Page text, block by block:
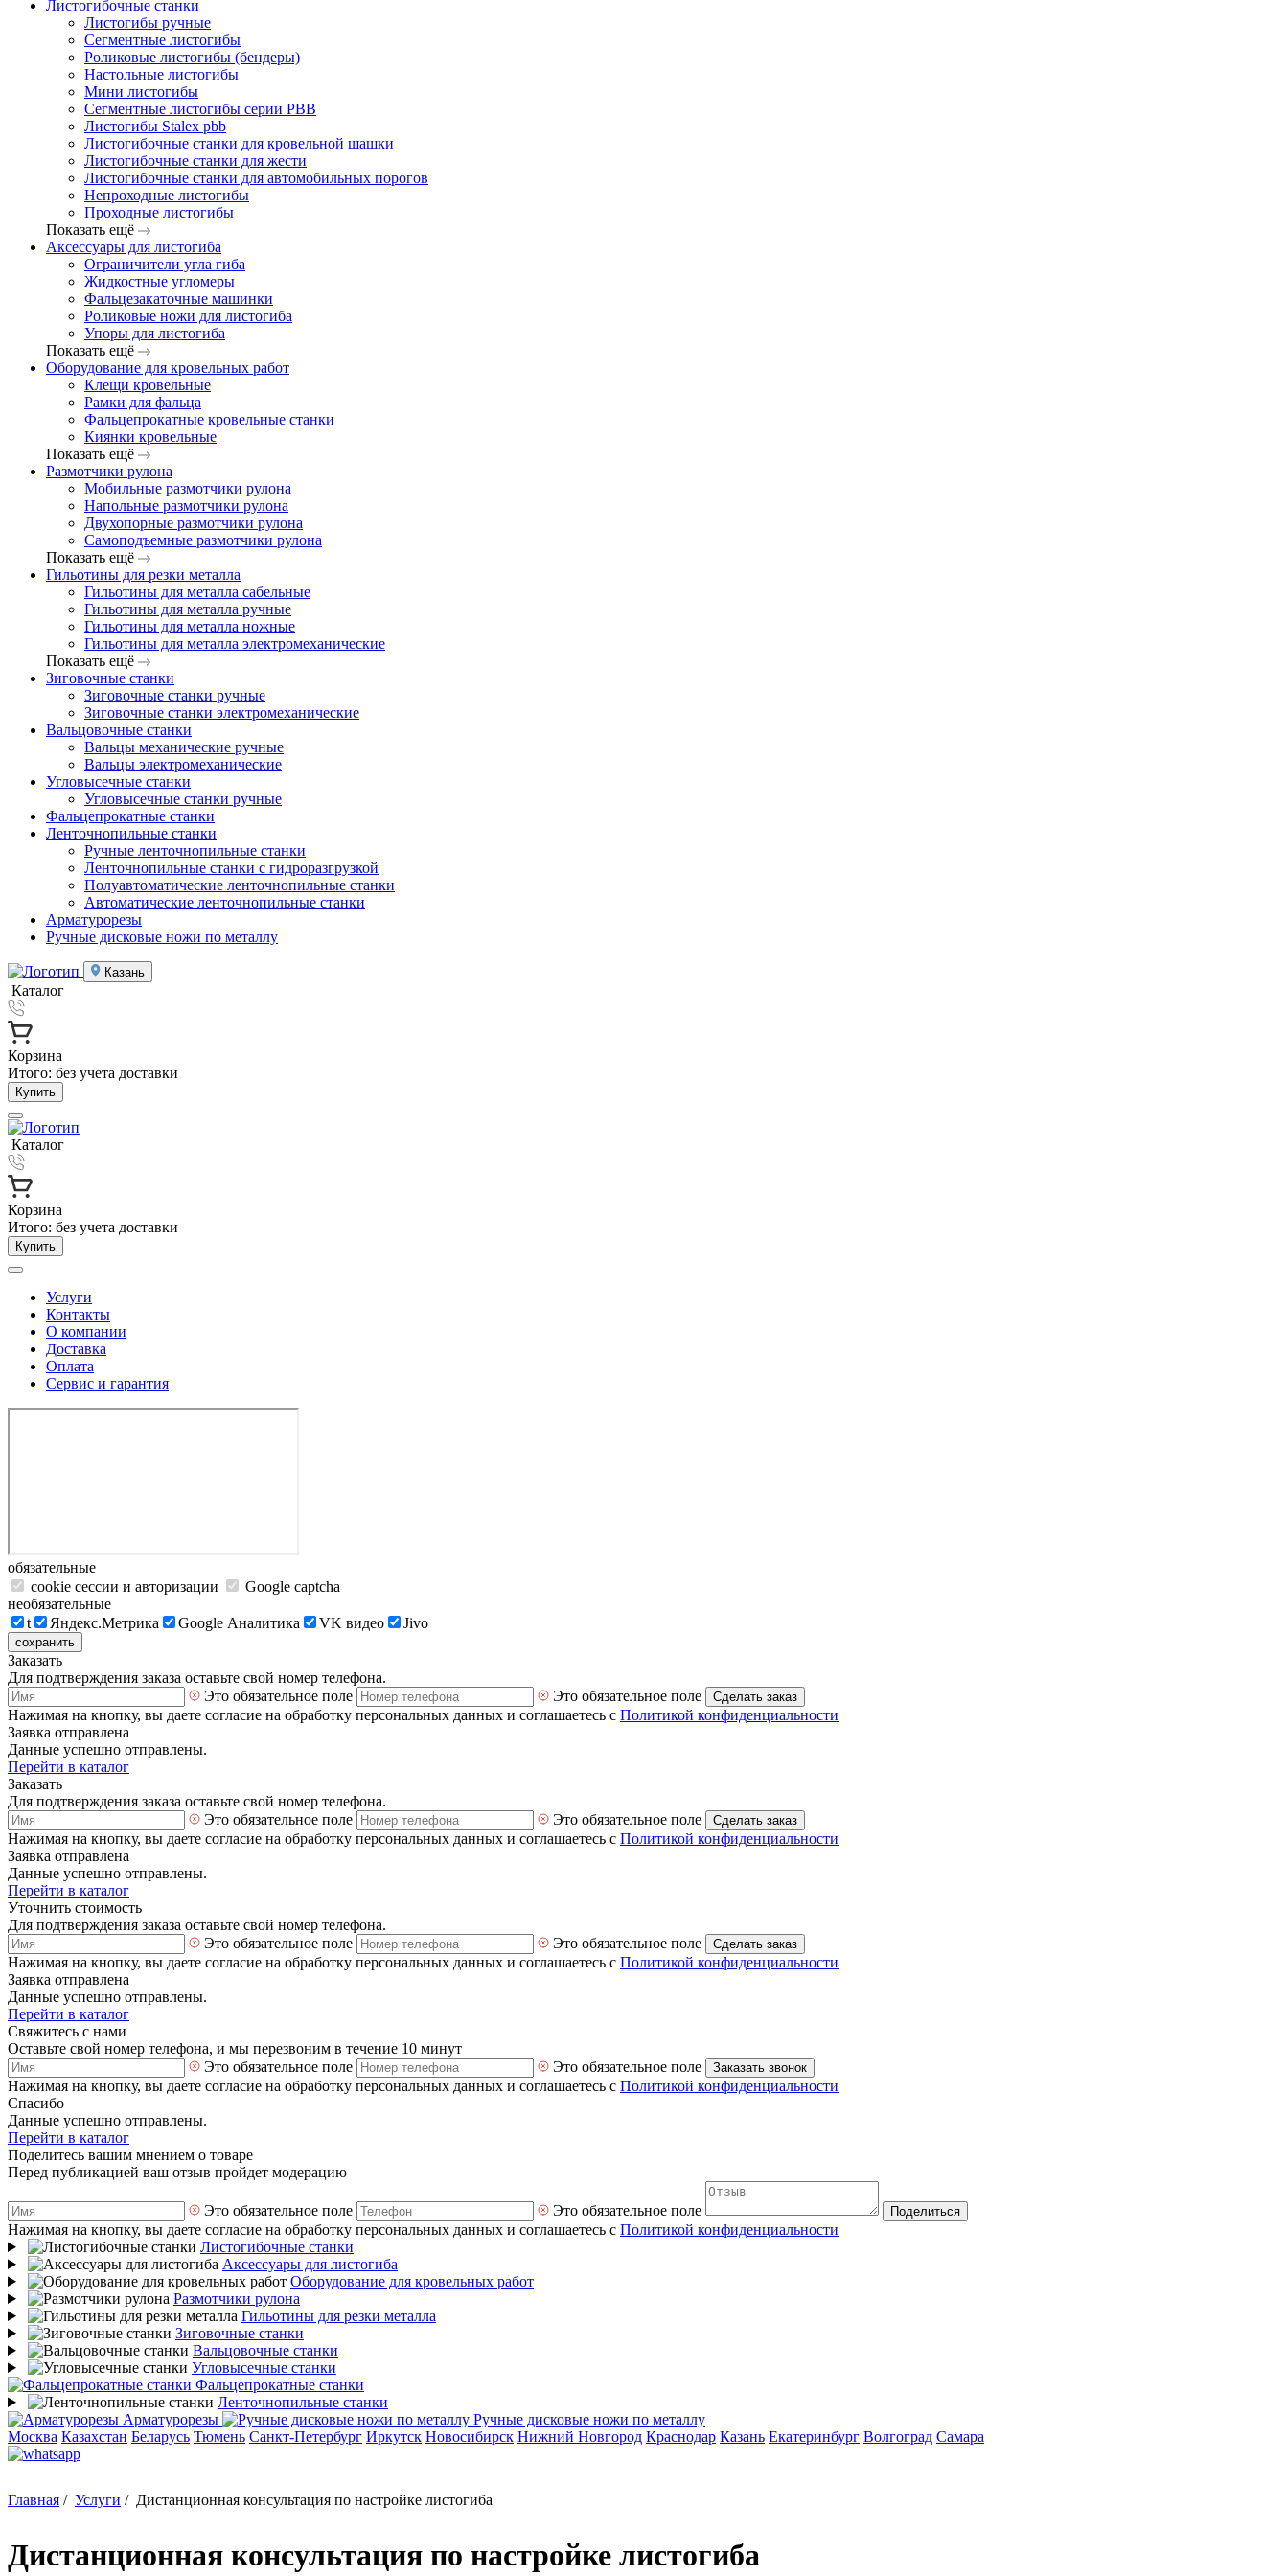
Листогибочные станки
Листогибы ручные
Сегментные листогибы
Роликовые листогибы (бендеры)
Настольные листогибы
Мини листогибы
Сегментные листогибы серии PBB
Листогибы Stalex pbb
Листогибочные станки для кровельной шашки
Листогибочные станки для жести
Листогибочные станки для автомобильных порогов
Непроходные листогибы
Проходные листогибы
Показать ещё
Аксессуары для листогиба
Ограничители угла гиба
Жидкостные угломеры
Фальцезакаточные машинки
Роликовые ножи для листогиба
Упоры для листогиба
Показать ещё
Оборудование для кровельных работ
Клещи кровельные
Рамки для фальца
Фальцепрокатные кровельные станки
Киянки кровельные
Показать ещё
Размотчики рулона
Мобильные размотчики рулона
Напольные размотчики рулона
Двухопорные размотчики рулона
Самоподъемные размотчики рулона
Показать ещё
Гильотины для резки металла
Гильотины для металла сабельные
Гильотины для металла ручные
Гильотины для металла ножные
Гильотины для металла электромеханические
Показать ещё
Зиговочные станки
Зиговочные станки ручные
Зиговочные станки электромеханические
Вальцовочные станки
Вальцы механические ручные
Вальцы электромеханические
Угловысечные станки
Угловысечные станки ручные
Фальцепрокатные станки
Ленточнопильные станки
Ручные ленточнопильные станки
Ленточнопильные станки с гидроразгрузкой
Полуавтоматические ленточнопильные станки
Автоматические ленточнопильные станки
Арматурорезы
Ручные дисковые ножи по металлу
Казань
Каталог
Корзина
Итого: без учета доставки
Купить
Каталог
Корзина
Итого: без учета доставки
Купить
Услуги
Контакты
О компании
Доставка
Оплата
Сервис и гарантия
обязательные
cookie сессии и авторизации
Google captcha
необязательные
t
Яндекс.Метрика Google Аналитика VK видео Jivo
сохранить
Заказать
Для подтверждения заказа оставьте свой номер телефона.
Это обязательное поле
Это обязательное поле Сделать заказ
Нажимая на кнопку, вы даете согласие на обработку персональных данных и соглашаетесь с Политикой конфиденциальности
Заявка отправлена
Данные успешно отправлены.
Перейти в каталог
Заказать
Для подтверждения заказа оставьте свой номер телефона.
Это обязательное поле
Это обязательное поле Сделать заказ
Нажимая на кнопку, вы даете согласие на обработку персональных данных и соглашаетесь с Политикой конфиденциальности
Заявка отправлена
Данные успешно отправлены.
Перейти в каталог
Уточнить стоимость
Для подтверждения заказа оставьте свой номер телефона.
Это обязательное поле
Это обязательное поле Сделать заказ
Нажимая на кнопку, вы даете согласие на обработку персональных данных и соглашаетесь с Политикой конфиденциальности
Заявка отправлена
Данные успешно отправлены.
Перейти в каталог
Свяжитесь с нами
Оставьте свой номер телефона, и мы перезвоним в течение 10 минут
Это обязательное поле
Это обязательное поле Заказать звонок
Нажимая на кнопку, вы даете согласие на обработку персональных данных и соглашаетесь с Политикой конфиденциальности
Спасибо
Данные успешно отправлены.
Перейти в каталог
Поделитесь вашим мнением о товаре
Перед публикацией ваш отзыв пройдет модерацию
Это обязательное поле Это обязательное поле Поделиться
Нажимая на кнопку, вы даете согласие на обработку персональных данных и соглашаетесь с Политикой конфиденциальности
Листогибочные станки
Аксессуары для листогиба
Оборудование для кровельных работ
Размотчики рулона
Гильотины для резки металла
Зиговочные станки
Вальцовочные станки
Угловысечные станки
Фальцепрокатные станки
Ленточнопильные станки
Арматурорезы
Ручные дисковые ножи по металлу
Москва Казахстан Беларусь Тюмень Санкт-Петербург Иркутск Новосибирск Нижний Новгород Краснодар Казань Екатеринбург Волгоград Самара
Главная / Услуги / Дистанционная консультация по настройке листогиба
Дистанционная консультация по настройке листогиба